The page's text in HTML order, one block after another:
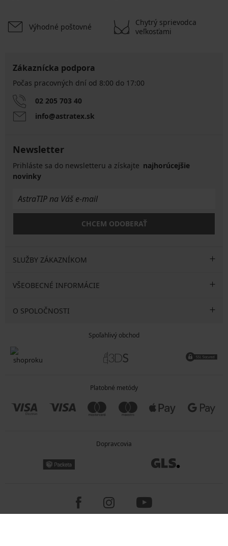
Výhodné poštovné
Chytrý sprievodca
veľkosťami
Zákaznícka podpora
Počas pracovných dní od 8:00 do 17:00
02 205 703 40
info@astratex.sk
Newsletter
Prihláste sa do newsletteru a získajte najhorúcejšie
novinky
CHCEM ODOBERAŤ
SLUŽBY ZÁKAZNÍKOM
VŠEOBECNÉ INFORMÁCIE
O SPOLOČNOSTI
Spoľahlivý obchod
Platobné metódy
Dopravcovia